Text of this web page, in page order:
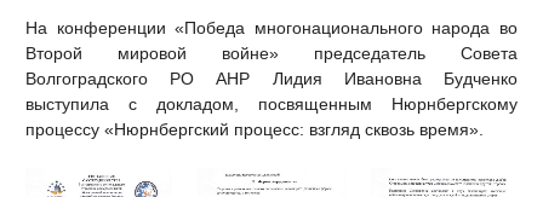
На конференции «Победа многонационального народа во
Второй мировой войне» председатель Совета
Волгоградского РО АНР Лидия Ивановна Будченко
выступила с докладом, посвященным Нюрнбергскому
процессу «Нюрнбергский процесс: взгляд сквозь время».